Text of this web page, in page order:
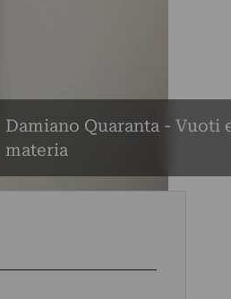
Damiano Quaranta - Vuoti
materia